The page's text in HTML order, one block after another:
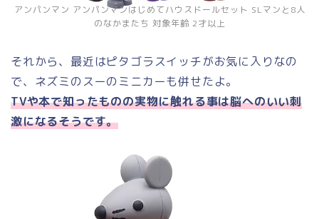
アンパンマン アンパンマンはじめてハウスドールセット SLマンと8人
のなかまたち 対象年齢 2才以上
それから、最近はピタゴラスイッチがお気に入りなの
で、ネズミのスーのミニカーも併せたよ。
TVや本で知ったものの実物に触れる事は脳へのいい刺
激になるそうです。